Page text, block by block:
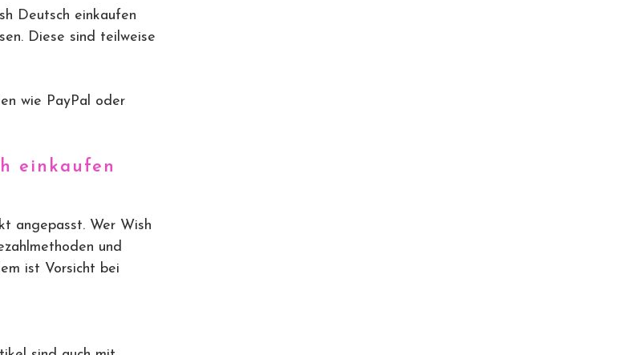
Deutsch einkaufen
Diese sind teilweise
wie PayPal oder
einkaufen
angepasst. Wer Wish
und
ist Vorsicht bei